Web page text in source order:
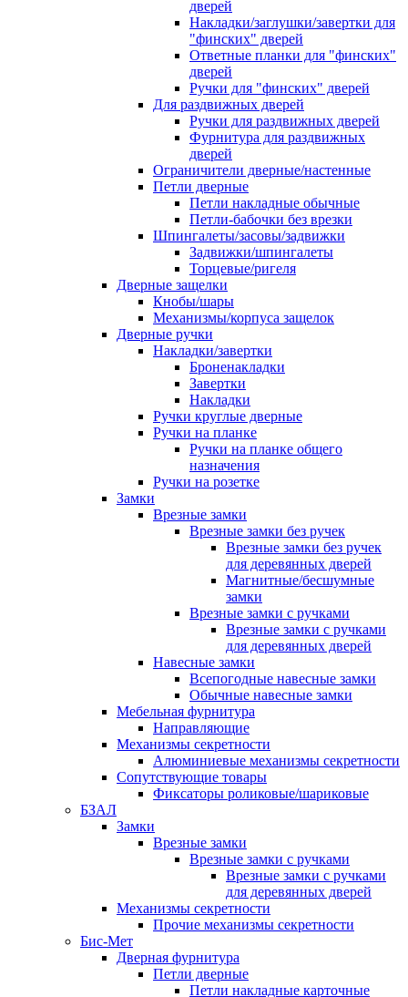
дверей
Накладки/заглушки/завертки для
"финских" дверей
Ответные планки для "финских"
дверей
Ручки для "финских" дверей
Для раздвижных дверей
Ручки для раздвижных дверей
Фурнитура для раздвижных
дверей
Ограничители дверные/настенные
Петли дверные
Петли накладные обычные
Петли-бабочки без врезки
Шпингалеты/засовы/задвижки
Задвижки/шпингалеты
Торцевые/ригеля
Дверные защелки
Кнобы/шары
Механизмы/корпуса защелок
Дверные ручки
Накладки/завертки
Броненакладки
Завертки
Накладки
Ручки круглые дверные
Ручки на планке
Ручки на планке общего
назначения
Ручки на розетке
Замки
Врезные замки
Врезные замки без ручек
Врезные замки без ручек
для деревянных дверей
Магнитные/бесшумные
замки
Врезные замки с ручками
Врезные замки с ручками
для деревянных дверей
Навесные замки
Всепогодные навесные замки
Обычные навесные замки
Мебельная фурнитура
Направляющие
Механизмы секретности
Алюминиевые механизмы секретности
Сопутствующие товары
Фиксаторы роликовые/шариковые
БЗАЛ
Замки
Врезные замки
Врезные замки с ручками
Врезные замки с ручками
для деревянных дверей
Механизмы секретности
Прочие механизмы секретности
Бис-Мет
Дверная фурнитура
Петли дверные
Петли накладные карточные